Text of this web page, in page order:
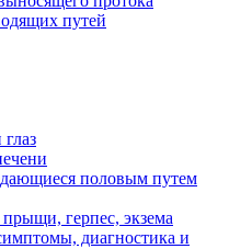
путей
половым путем
герпес, экзема
диагностика и